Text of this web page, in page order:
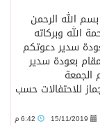
بسم الله الرحمن
الله وبركاته
سدير دعوتكم
بعودة سدير
الجمعة
جماز للاحتفالات حسب
15/11/2019